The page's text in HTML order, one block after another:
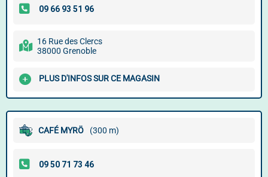
16 Rue des Clercs
38000 Grenoble
PLUS D'INFOS SUR CE MAGASIN
CAFÉ MYRÖ (300 m)